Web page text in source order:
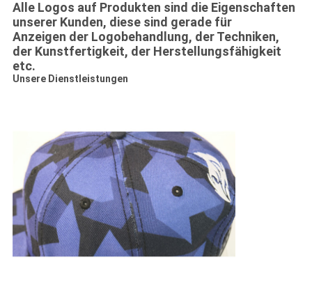
Alle Logos auf Produkten sind die Eigenschaften
unserer Kunden, diese sind gerade für
Anzeigen der Logobehandlung, der Techniken,
der Kunstfertigkeit, der Herstellungsfähigkeit
etc.
Unsere Dienstleistungen